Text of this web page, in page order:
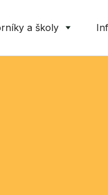
a školy